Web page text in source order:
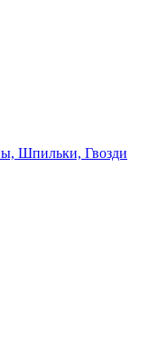
Шпильки, Гвозди